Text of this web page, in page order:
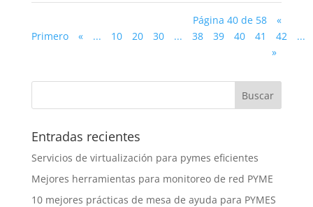
Página 40 de 58
«
Primero
« ... 10 20 30 ... 38 39 40 41 42
...
»
Entradas recientes
Servicios de virtualización para pymes eficientes
Mejores herramientas para monitoreo de red PYME
10 mejores prácticas de mesa de ayuda para PYMES